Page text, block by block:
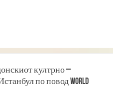
култрно –
по повод World